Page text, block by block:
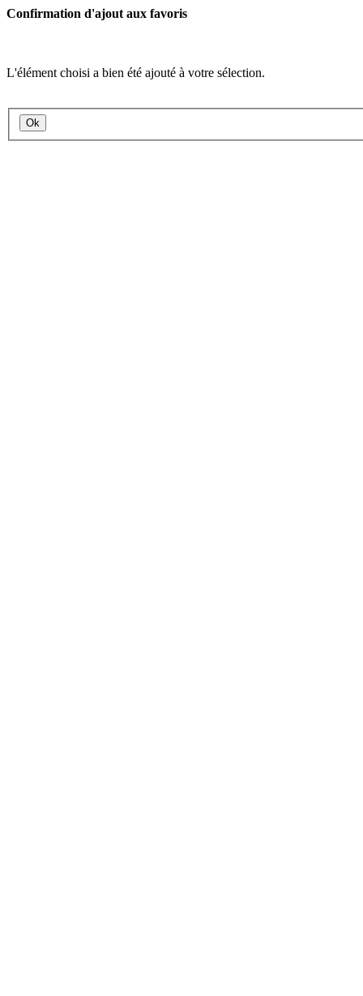
Confirmation d'ajout aux favoris
L'élément choisi a bien été ajouté à votre sélection.